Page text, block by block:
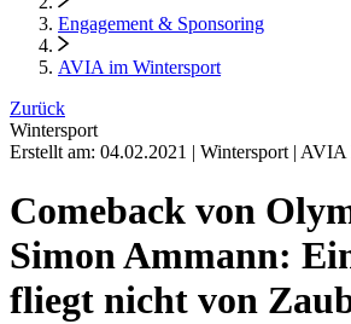
Engagement & Sponsoring
AVIA im Wintersport
Zurück
Wintersport
Erstellt am: 04.02.2021 | Wintersport | AVIA
Comeback von
Simon Ammann:
fliegt nicht von